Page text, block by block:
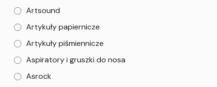
Artsound
Artykuły papiernicze
Artykuły piśmiennicze
Aspiratory i gruszki do nosa
Asrock